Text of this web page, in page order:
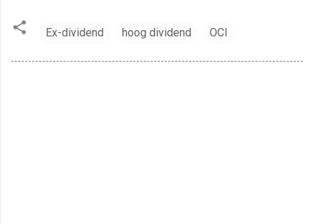
Ex-dividend hoog dividend OCI